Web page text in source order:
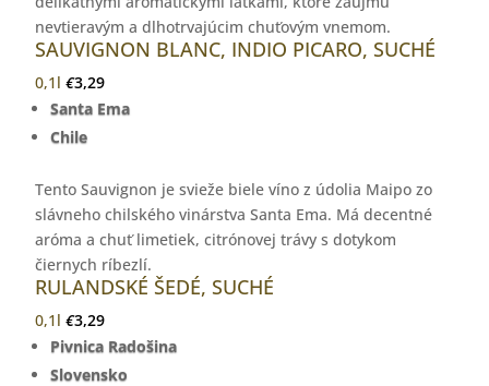
nevtieravým a dlhotrvajúcim chuťovým vnemom.
SAUVIGNON BLANC, INDIO PICARO, SUCHÉ
0,1l €3,29
Santa Ema
Chile
Tento Sauvignon je svieže biele víno z údolia Maipo zo
slávneho chilského vinárstva Santa Ema. Má decentné
aróma a chuť limetiek, citrónovej trávy s dotykom
čiernych ríbezlí.
RULANDSKÉ ŠEDÉ, SUCHÉ
0,1l €3,29
Pivnica Radošina
Slovensko